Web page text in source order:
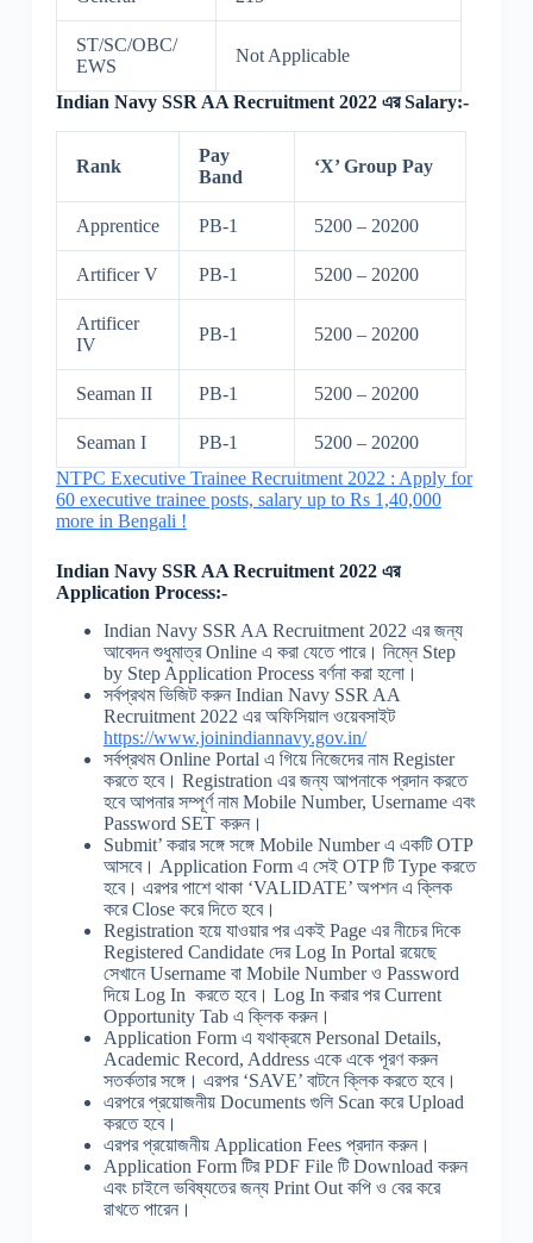
ST/SC/OBC/
EWS
Not Applicable
Indian Navy SSR AA Recruitment 2022 এর Salary:-
Rank
Pay
Band
‘X’ Group Pay
Apprentice PB-1 5200 – 20200
Artificer V PB-1 5200 – 20200
Artificer
IV
PB-1 5200 – 20200
Seaman II PB-1 5200 – 20200
Seaman I PB-1
5200 – 20200
NTPC Executive Trainee Recruitment 2022 : Apply for
60 executive trainee posts, salary up to Rs 1,40,000
more in Bengali !
Indian Navy SSR AA Recruitment 2022 এর
Application Process:-
Indian Navy SSR AA Recruitment 2022 এর জন্য
আবেদন শুধুমাত্র Online এ করা যেতে পারে। নিম্নে Step
by Step Application Process বর্ণনা করা হলো।
সর্বপ্রথম ভিজিট করুন Indian Navy SSR AA
Recruitment 2022 এর অফিসিয়াল ওয়েবসাইট
https://www.joinindiannavy.gov.in/
সর্বপ্রথম Online Portal এ গিয়ে নিজেদের নাম Register
করতে হবে। Registration এর জন্য আপনাকে প্রদান করতে
হবে আপনার সম্পূর্ণ নাম Mobile Number, Username এবং
Password SET করুন।
Submit’ করার সঙ্গে সঙ্গে Mobile Number এ একটি OTP
আসবে। Application Form এ সেই OTP টি Type করতে
হবে। এরপর পাশে থাকা ‘VALIDATE’ অপশন এ ক্লিক
করে Close করে দিতে হবে।
Registration হয়ে যাওয়ার পর একই Page এর নীচের দিকে
Registered Candidate দের Log In Portal রয়েছে
সেখানে Username বা Mobile Number ও Password
দিয়ে Log In করতে হবে। Log In করার পর Current
Opportunity Tab এ ক্লিক করুন।
Application Form এ যথাক্রমে Personal Details,
Academic Record, Address একে একে পূরণ করুন
সতর্কতার সঙ্গে। এরপর ‘SAVE’ বাটনে ক্লিক করতে হবে।
এরপরে প্রয়োজনীয় Documents গুলি Scan করে Upload
করতে হবে।
এরপর প্রয়োজনীয় Application Fees প্রদান করুন।
Application Form টির PDF File টি Download করুন
এবং চাইলে ভবিষ্যতের জন্য Print Out কপি ও বের করে
রাখতে পারেন।